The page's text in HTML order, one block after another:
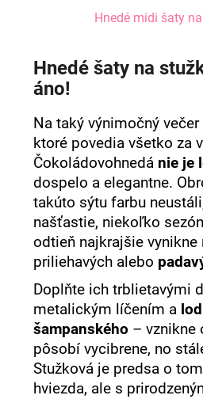
Hnedé midi šaty
Hnedé šaty na
áno!
Na taký výnimočný
ktoré povedia všetko za
Čokoládovohnedá nie je
dospelo a elegantne.
takúto sýtu farbu
našťastie, niekoľko
odtieň najkrajšie vynikne
priliehavých alebo
Doplňte ich trblietavými
metalickým líčením a
šampanského – vznikne
pôsobí vycibrene, no
Stužková je predsa o
hviezda, ale s